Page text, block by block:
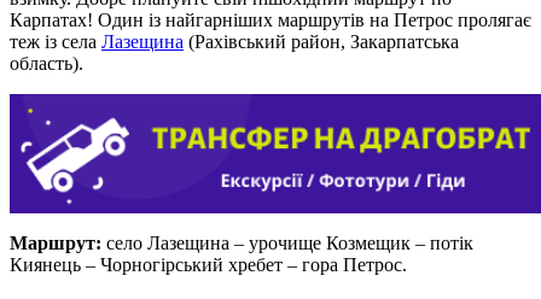
Карпатах! Один із найгарніших маршрутів на Петрос пролягає
теж із села Лазещина (Рахівський район, Закарпатська
область).
Маршрут: село Лазещина – урочище Козмещик – потік
Киянець – Чорногірський хребет – гора Петрос.